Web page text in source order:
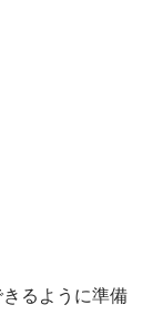
るように準備